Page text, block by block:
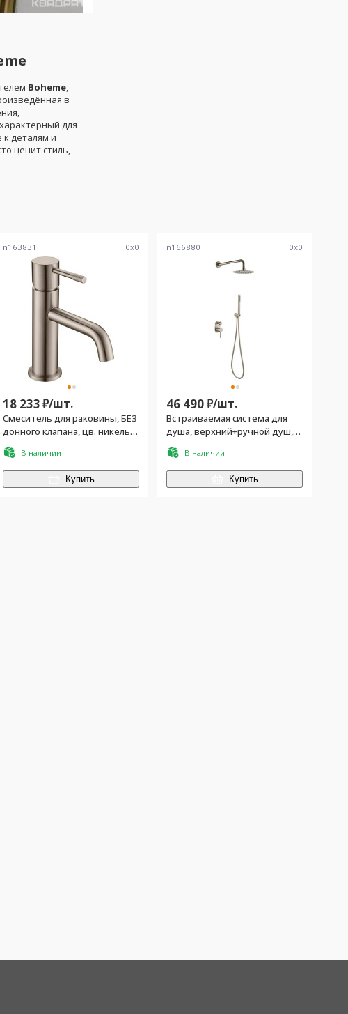
Boheme,
в
для
деталям и
ценит стиль,
n163831 0x0
18 233₽/шт.
Смеситель для раковины, БЕЗ
донного клапана, цв. никель
брашированный
В наличии
Купить
n166880 0x0
46 490₽/шт.
Встраиваемая система для
душа, верхний+ручной душ,
внутренняя часть в
комплекте, цв.никель
брашированный
В наличии
Купить